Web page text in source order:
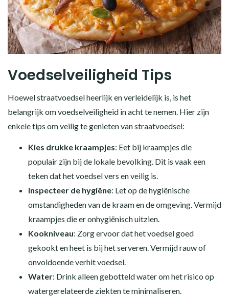
Voedselveiligheid Tips
Hoewel straatvoedsel heerlijk en verleidelijk is, is het
belangrijk om voedselveiligheid in acht te nemen. Hier zijn
enkele tips om veilig te genieten van straatvoedsel:
Kies drukke kraampjes: Eet bij kraampjes die
populair zijn bij de lokale bevolking. Dit is vaak een
teken dat het voedsel vers en veilig is.
Inspecteer de hygiëne: Let op de hygiënische
omstandigheden van de kraam en de omgeving. Vermijd
kraampjes die er onhygiënisch uitzien.
Kookniveau: Zorg ervoor dat het voedsel goed
gekookt en heet is bij het serveren. Vermijd rauw of
onvoldoende verhit voedsel.
Water: Drink alleen gebotteld water om het risico op
watergerelateerde ziekten te minimaliseren.